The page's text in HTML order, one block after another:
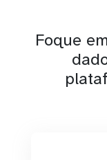
Foque